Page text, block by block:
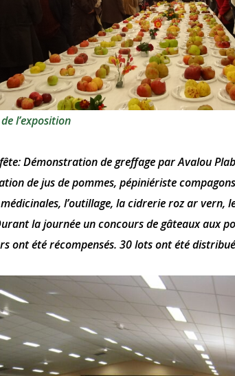
l’exposition
Démonstration de greffage par Avalou
de jus de pommes, pépiniériste
l’outillage, la cidrerie roz ar vern,
la journée un concours de gâteaux aux
ont été récompensés. 30 lots ont été